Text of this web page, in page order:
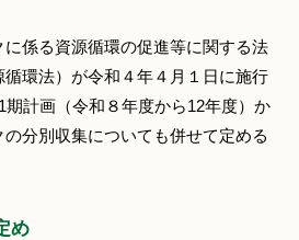
係る資源循環の促進等に関する法
環法）が令和４年４月１日に施行
期計画（令和８年度から12年度）か
分別収集についても併せて定める
め